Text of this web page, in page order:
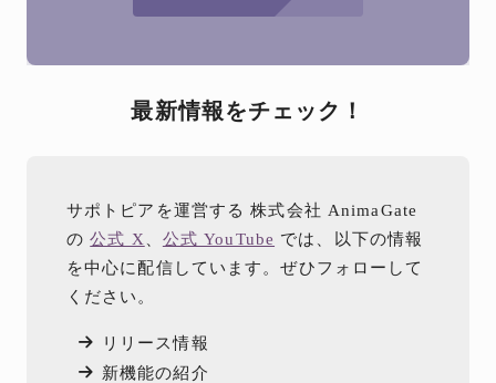
最新情報をチェック！
サポトピアを運営する 株式会社 AnimaGate
の公式 X 公式 YouTube では、以下の情報
を中心に配信しています。ぜひフォローして
ください。
リリース情報
新機能の紹介